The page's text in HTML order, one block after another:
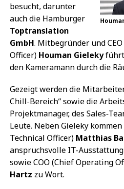
besucht, darunter
auch die Hamburger
Toptranslation
GmbH. Mitbegründer und
Officer) Houman Gielekyführt
den Kameramann durch die
Gezeigt werden die
Chill-Bereich“ sowie die
Projektmanager, des Sales-
Leute. Neben Gieleky
Technical Officer) Matthias
anspruchsvolle IT-
sowie COO (Chief Operating
Hartz zu Wort.